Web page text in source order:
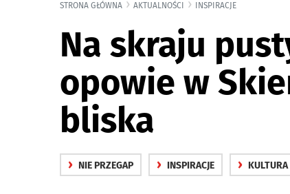
STRONA GŁÓWNA AKTUALNOŚCI INSPIRACJE
Na skraju
opowie w
bliska
› NIE PRZEGAP › INSPIRACJE › KULTURA